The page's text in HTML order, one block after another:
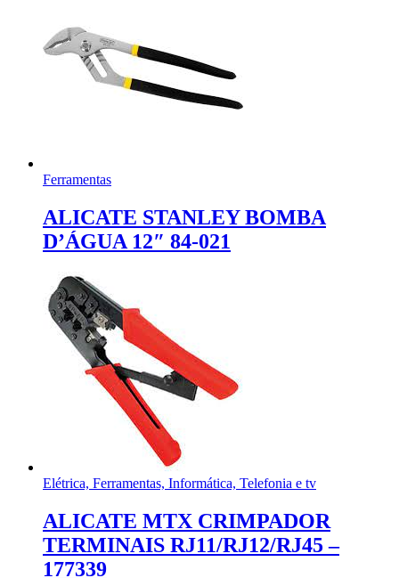
Ferramentas
ALICATE STANLEY BOMBA
D’ÁGUA 12″ 84-021
Elétrica, Ferramentas, Informática, Telefonia e tv
ALICATE MTX CRIMPADOR
TERMINAIS RJ11/RJ12/RJ45 –
177339